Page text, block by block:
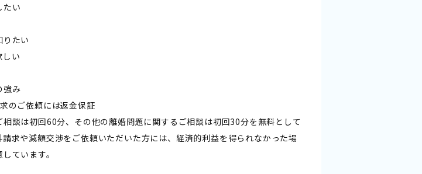
たい
りたい
しい
強み
のご依頼には返金保証
談は初回60分、その他の離婚問題に関するご相談は初回30分を無料として
求や減額交渉をご依頼いただいた方には、経済的利益を得られなかった場
ています。